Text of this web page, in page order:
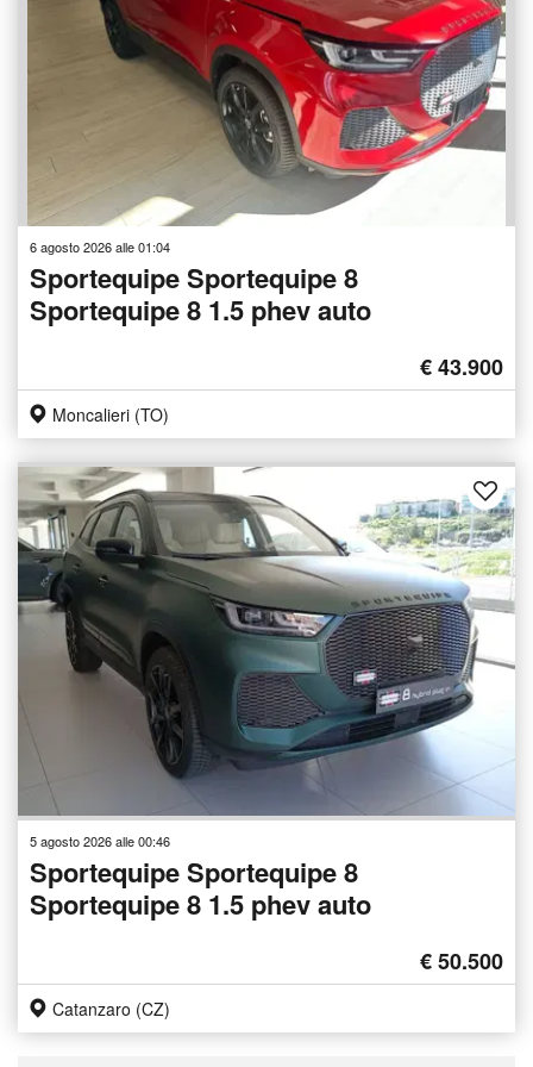
6 agosto 2026 alle 01:04
Sportequipe Sportequipe 8
Sportequipe 8 1.5 phev auto
€ 43.900
Moncalieri (TO)
5 agosto 2026 alle 00:46
Sportequipe Sportequipe 8
Sportequipe 8 1.5 phev auto
€ 50.500
Catanzaro (CZ)